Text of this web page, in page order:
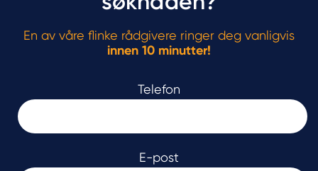
En av våre flinke rådgivere ringer deg vanligvis
innen 10 minutter!
Telefon
E-post